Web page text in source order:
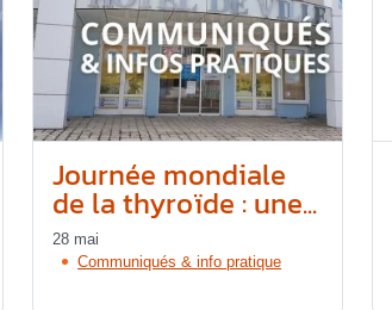
Journée mondiale
de la thyroïde : une...
28 mai
Communiqués & info pratique